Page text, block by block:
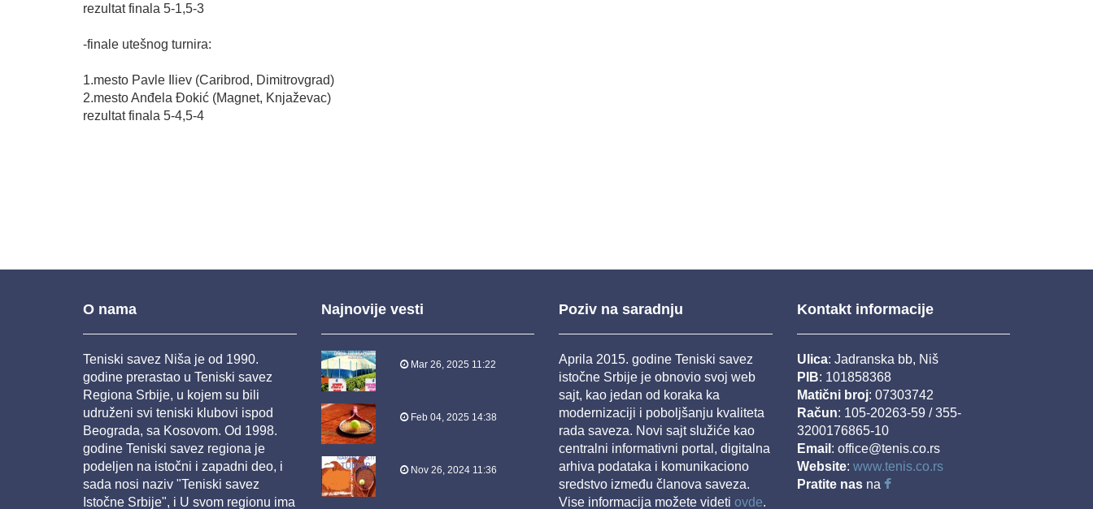
rezultat finala 5-1,5-3
-finale utešnog turnira:
1.mesto Pavle Iliev (Caribrod, Dimitrovgrad)
2.mesto Anđela Đokić (Magnet, Knjaževac)
rezultat finala 5-4,5-4
O nama
Teniski savez Niša je od 1990.
godine prerastao u Teniski savez
Regiona Srbije, u kojem su bili
udruženi svi teniski klubovi ispod
Beograda, sa Kosovom. Od 1998.
godine Teniski savez regiona je
podeljen na istočni i zapadni deo, i
sada nosi naziv "Teniski savez
Istočne Srbije", i U svom regionu ima
Najnovije vesti
Mar 26, 2025 11:22
Feb 04, 2025 14:38
Nov 26, 2024 11:36
Poziv na saradnju
Aprila 2015. godine Teniski savez
istočne Srbije je obnovio svoj web
sajt, kao jedan od koraka ka
modernizaciji i poboljšanju kvaliteta
rada saveza. Novi sajt služiće kao
centralni informativni portal, digitalna
arhiva podataka i komunikaciono
sredstvo između članova saveza.
Vise informacija možete videti ovde.
Kontakt informacije
Ulica: Jadranska bb, Niš
PIB: 101858368
Matični broj: 07303742
Račun: 105-20263-59 / 355-
3200176865-10
Email : office@tenis.co.rs
Website: www.tenis.co.rs
Pratite nasna